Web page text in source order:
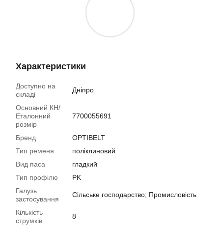
Характеристики
Доступно на
складі
Дніпро
Основний КН/
Еталонний
розмір
7700055691
Бренд
OPTIBELT
Тип ременя
поліклиновий
Вид паса
гладкий
Тип профілю
PK
Галузь
застосування
Сільське господарство; Промисловість
Кількість
струмків
8